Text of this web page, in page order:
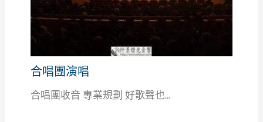
合唱團演唱
合唱團收音 專業規劃 好歌聲也...